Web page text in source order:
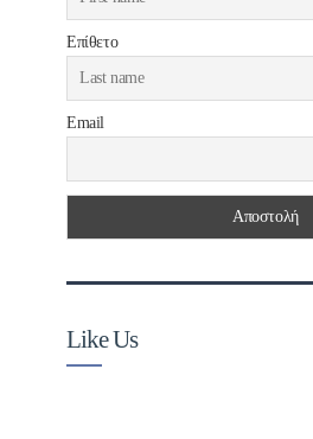
Επίθετο
Email
Like Us